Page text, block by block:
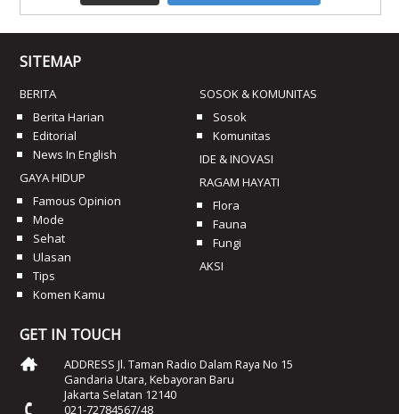
SITEMAP
BERITA
Berita Harian
Editorial
News In English
GAYA HIDUP
Famous Opinion
Mode
Sehat
Ulasan
Tips
Komen Kamu
SOSOK & KOMUNITAS
Sosok
Komunitas
IDE & INOVASI
RAGAM HAYATI
Flora
Fauna
Fungi
AKSI
GET IN TOUCH
ADDRESS Jl. Taman Radio Dalam Raya No 15
Gandaria Utara, Kebayoran Baru
Jakarta Selatan 12140
021-72784567/48